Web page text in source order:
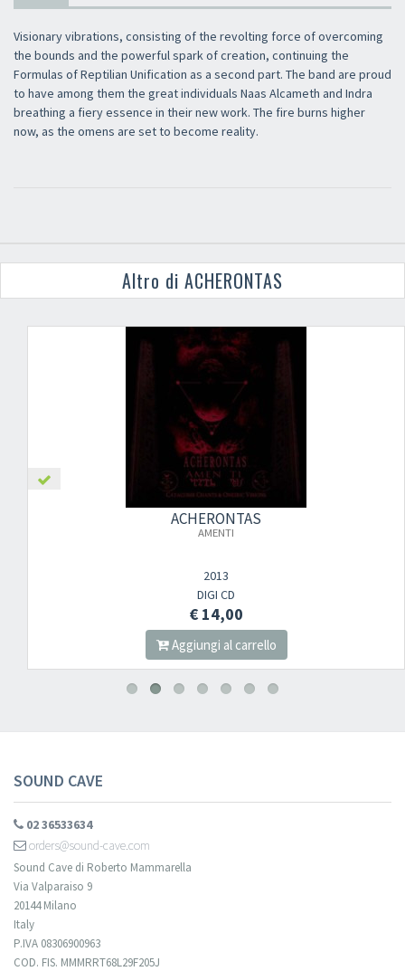
Visionary vibrations, consisting of the revolting force of overcoming
the bounds and the powerful spark of creation, continuing the
Formulas of Reptilian Unification as a second part. The band are proud
to have among them the great individuals Naas Alcameth and Indra
breathing a fiery essence in their new work. The fire burns higher
now, as the omens are set to become reality.
Altro di ACHERONTAS
ACHERONTAS
AMENTI
2013
DIGI CD
€ 14,00
Aggiungi al carrello
SOUND CAVE
02 36533634
orders@sound-cave.com
Sound Cave di Roberto Mammarella
Via Valparaiso 9
20144 Milano
Italy
P.IVA 08306900963
COD. FIS. MMMRRT68L29F205J